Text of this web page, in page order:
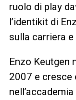
ruolo di play
l’identikit di
sulla carriera
Enzo Keutgen
2007 e cresce
nell’accademia